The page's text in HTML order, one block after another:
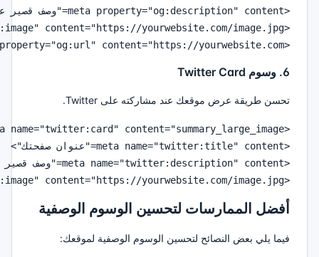
<meta property="og:url" content="https://yourwebsite.com">
6. وسوم Twitter Card
تحسن طريقة عرض موقعك عند مشاركته على Twitter.
<meta name="twitter:image" content="https://yourwebsite.com/image.jpg">
أفضل الممارسات لتحسين الوسوم الوصفية
فيما يلي بعض النصائح لتحسين الوسوم الوصفية لموقعك: